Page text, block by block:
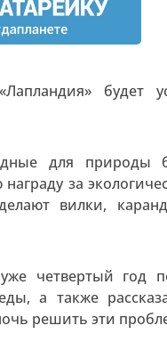
будет
для природы
за
вилки,
четвертый год
а также
решить эти